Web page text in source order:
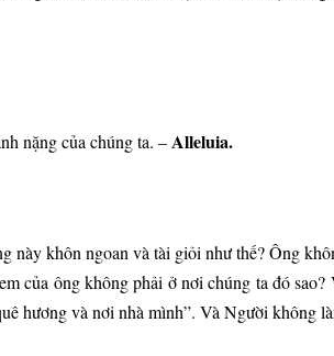
nặng của chúng ta. –Alleluia.
khôn ngoan và tài giỏi như thế? Ông
của ông không phải ở nơi chúng ta đó
hương và nơi nhà mình”. Và Người không